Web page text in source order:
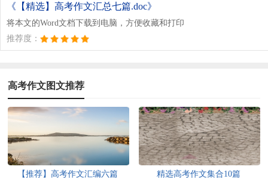
《【精选】高考作文汇总七篇.doc》
将本文的Word文档下载到电脑，方便收藏和打印
推荐度：
高考作文图文推荐
【推荐】高考作文汇编六篇 精选高考作文集合10篇